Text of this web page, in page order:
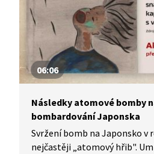
06:06
Následky atomové bomby
bombardování Japonska
Svržení bomb na Japonsko v
nejčastěji „atomový hřib".